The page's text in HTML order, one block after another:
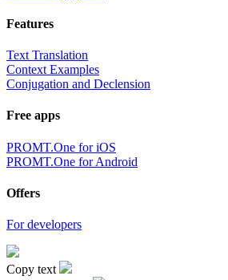
Features
Text Translation
Context Examples
Conjugation and Declension
Free apps
PROMT.One for iOS
PROMT.One for Android
Offers
For developers
Copy text